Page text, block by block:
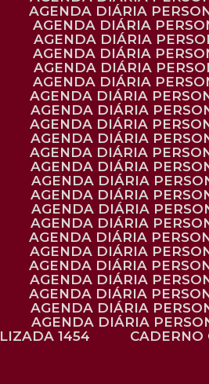
AGENDA DIÁRIA
AGENDA DIÁRIA
AGENDA DIÁRIA
AGENDA DIÁRIA
AGENDA DIÁRIA
AGENDA DIÁRIA
AGENDA DIÁRIA
AGENDA DIÁRIA
AGENDA DIÁRIA
AGENDA DIÁRIA
AGENDA DIÁRIA
AGENDA DIÁRIA
AGENDA DIÁRIA
AGENDA DIÁRIA
AGENDA DIÁRIA
AGENDA DIÁRIA
AGENDA DIÁRIA
AGENDA DIÁRIA
AGENDA DIÁRIA
AGENDA DIÁRIA
AGENDA DIÁRIA
AGENDA DIÁRIA
AGENDA DIÁRIA
1454